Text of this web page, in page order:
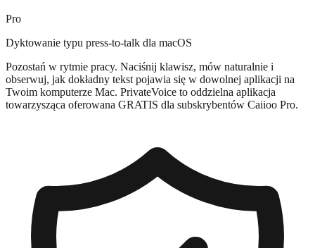
Pro
Dyktowanie typu press-to-talk dla macOS
Pozostań w rytmie pracy. Naciśnij klawisz, mów naturalnie i
obserwuj, jak dokładny tekst pojawia się w dowolnej aplikacji na
Twoim komputerze Mac. PrivateVoice to oddzielna aplikacja
towarzysząca oferowana GRATIS dla subskrybentów Caiioo Pro.